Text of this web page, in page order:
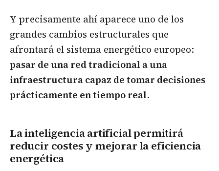
Y precisamente ahí aparece uno de los
grandes cambios estructurales que
afrontará el sistema energético europeo:
pasar de una red tradicional a una
infraestructura capaz de tomar decisiones
prácticamente en tiempo real.
La inteligencia artificial permitirá
reducir costes y mejorar la eficiencia
energética